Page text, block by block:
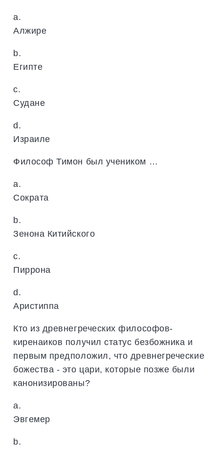
a.
Алжире
b.
Египте
c.
Судане
d.
Израиле
Философ Тимон был учеником …
a.
Сократа
b.
Зенона Китийского
c.
Пиррона
d.
Аристиппа
Кто из древнегреческих философов-
киренаиков получил статус безбожника и
первым предположил, что древнегреческие
божества - это цари, которые позже были
канонизированы?
a.
Эвгемер
b.